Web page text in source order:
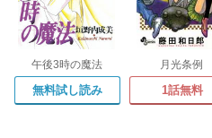
午後3時の魔法
無料試し読み
月光条例
1話無料